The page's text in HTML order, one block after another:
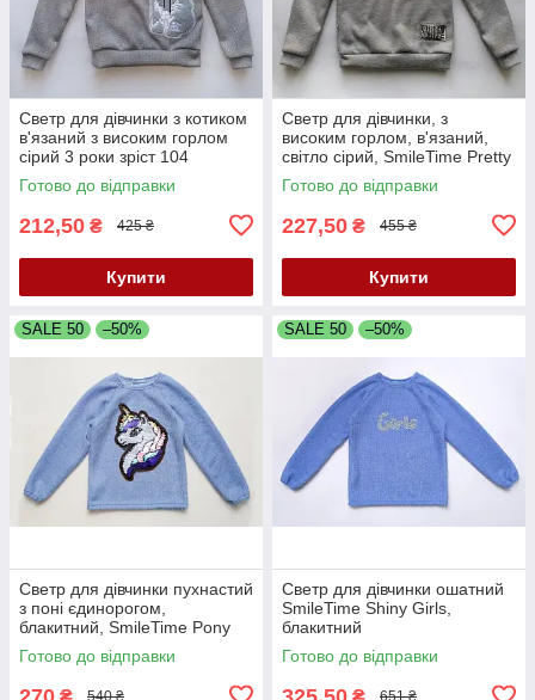
Cветр для дівчинки з котиком
в'язаний з високим горлом
сірий 3 роки зріст 104
SmileTime Pretty Cats
Готово до відправки
212,50 ₴ 425 ₴
Купити
Светр для дівчинки, з
високим горлом, в'язаний,
світло сірий, SmileTime Pretty
Готово до відправки
227,50 ₴ 455 ₴
Купити
SALE 50 –50%
Светр для дівчинки пухнастий
з поні єдинорогом,
блакитний, SmileTime Pony
Готово до відправки
SALE 50 –50%
Светр для дівчинки ошатний
SmileTime Shiny Girls,
блакитний
Готово до відправки